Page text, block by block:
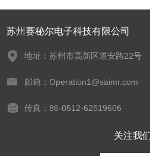
苏州赛秘尔电子科技有限公司
地址：苏州市高新区道安路22号
邮箱：Operation1@saimr.com
传真：86-0512-62519606
关注我